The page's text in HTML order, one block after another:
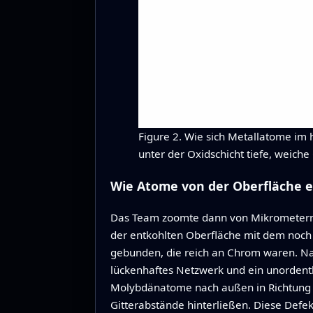
Figure 2. Wie sich Metallatome im
unter der Oxidschicht tiefe,
Wie Atome von der Oberfläche
Das Team zoomte dann von
der entkohlten Oberfläche mit dem
gebunden, die reich an Chrom waren.
lückenhaftes Netzwerk und ein
Molybdänatome nach außen in
Gitterabstände hinterließen. Diese